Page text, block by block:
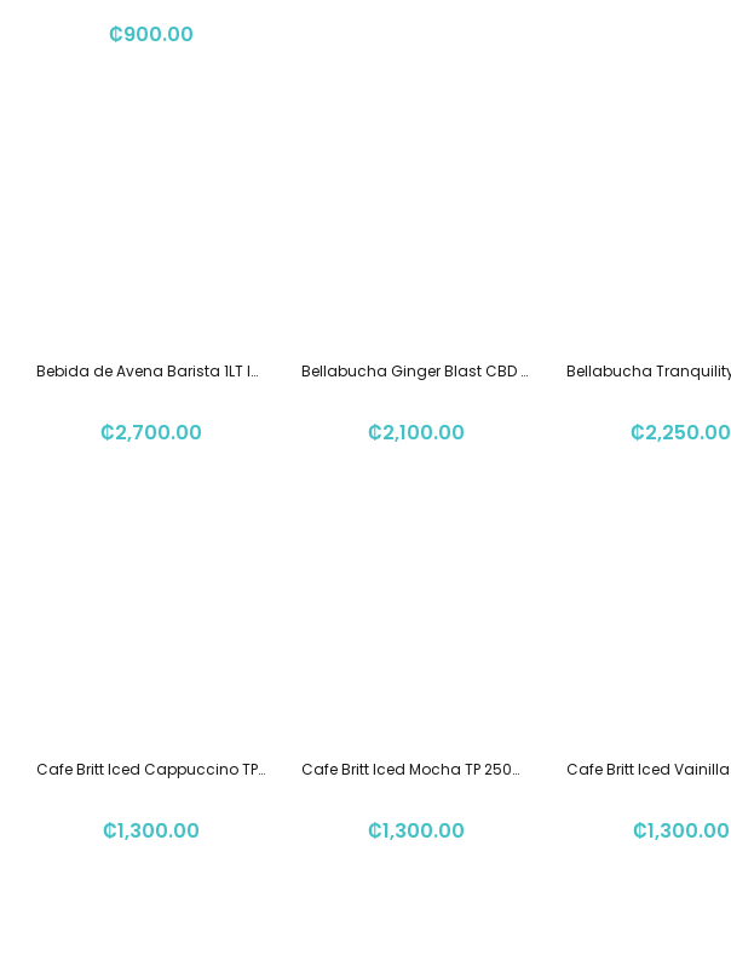
₡900.00
Bebida de Avena Barista 1LT ISOLA BIO
₡2,700.00
Bellabucha Ginger Blast CBD 355ml
₡2,100.00 ₡2,250.00
Cafe Britt Iced Cappuccino TP 250ml
₡1,300.00
Cafe Britt Iced Mocha TP 250ml
₡1,300.00 ₡1,300.00